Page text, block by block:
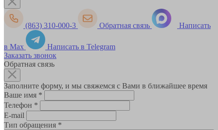
(863) 310-000-3 Обратная связь Написать
в Max
Написать в Telegram
Заказать звонок
Обратная связь
Заполните форму, и мы свяжемся с Вами в ближайшее время
Ваше имя *
Телефон *
E-mail
Тип обращения *